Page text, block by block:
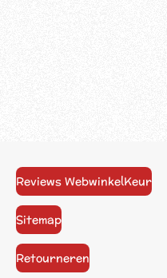
Reviews WebwinkelKeur
Sitemap
Retourneren